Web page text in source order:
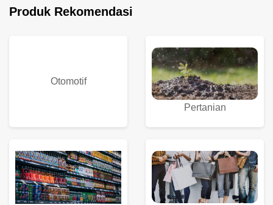
Produk Rekomendasi
Otomotif
Pertanian